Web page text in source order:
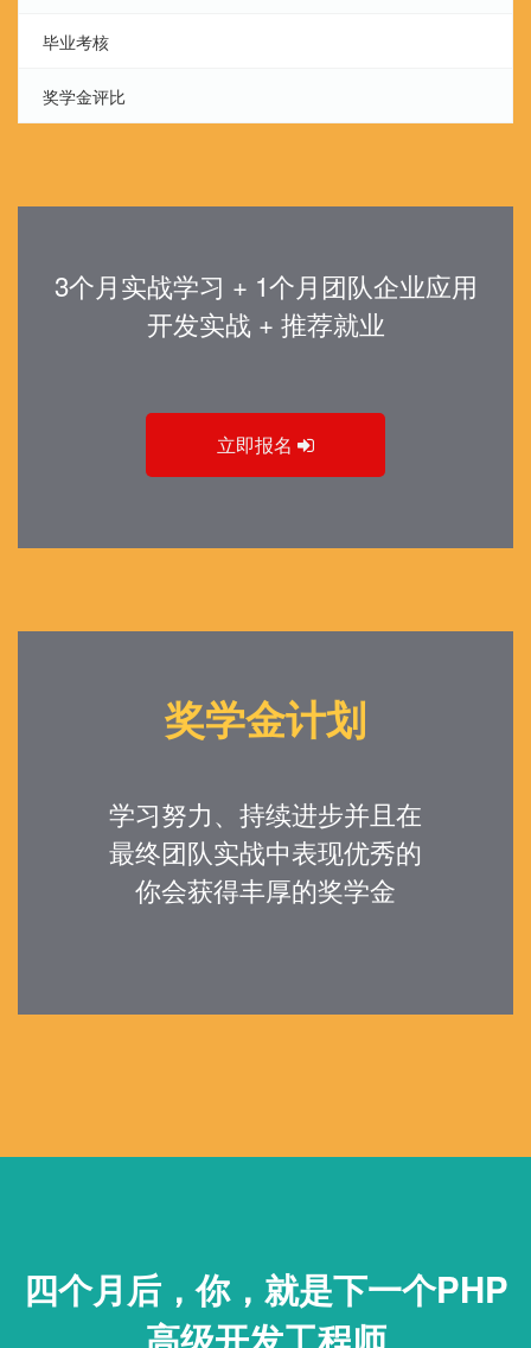
毕业考核
奖学金评比
3个月实战学习 + 1个月团队企业应用
开发实战 + 推荐就业
立即报名
奖学金计划
学习努力、持续进步并且在
最终团队实战中表现优秀的
你会获得丰厚的奖学金
四个月后，你，就是下一个PHP